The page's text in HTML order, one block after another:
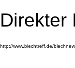
Direkter